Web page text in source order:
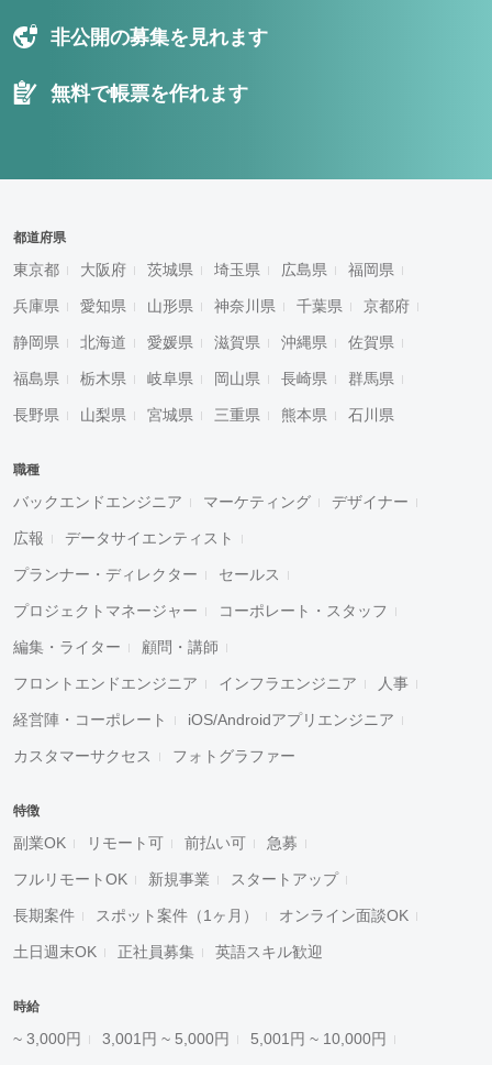
非公開の募集を見れます
無料で帳票を作れます
都道府県
東京都 大阪府 茨城県 埼玉県 広島県 福岡県
兵庫県 愛知県 山形県 神奈川県 千葉県 京都府
静岡県 北海道 愛媛県 滋賀県 沖縄県 佐賀県
福島県 栃木県 岐阜県 岡山県 長崎県 群馬県
長野県 山梨県 宮城県 三重県 熊本県 石川県
職種
バックエンドエンジニア マーケティング デザイナー
広報 データサイエンティスト
プランナー・ディレクター セールス
プロジェクトマネージャー コーポレート・スタッフ
編集・ライター 顧問・講師
フロントエンドエンジニア インフラエンジニア 人事
経営陣・コーポレート iOS/Androidアプリエンジニア
カスタマーサクセス フォトグラファー
特徴
副業OK リモート可 前払い可 急募
フルリモートOK 新規事業 スタートアップ
長期案件 スポット案件（1ヶ月） オンライン面談OK
土日週末OK 正社員募集 英語スキル歓迎
時給
~ 3,000円 3,001円 ~ 5,000円 5,001円 ~ 10,000円